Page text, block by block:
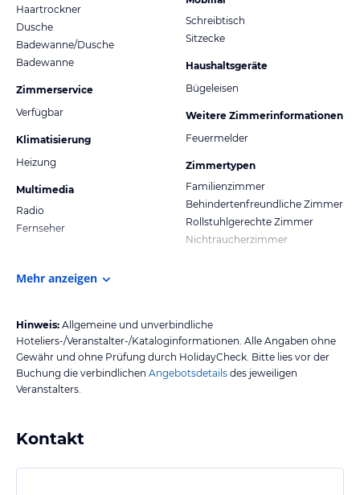
Haartrockner
Dusche
Badewanne/Dusche
Badewanne
Zimmerservice
Verfügbar
Klimatisierung
Heizung
Multimedia
Radio
Fernseher
Schreibtisch
Sitzecke
Haushaltsgeräte
Bügeleisen
Weitere Zimmerinformationen
Feuermelder
Zimmertypen
Familienzimmer
Behindertenfreundliche Zimmer
Rollstuhlgerechte Zimmer
Nichtraucherzimmer
Mehr anzeigen
Hinweis: Allgemeine und unverbindliche
Hoteliers-/Veranstalter-/Kataloginformationen. Alle Angaben ohne
Gewähr und ohne Prüfung durch HolidayCheck. Bitte lies vor der
Buchung die verbindlichen Angebotsdetails des jeweiligen
Veranstalters.
Kontakt